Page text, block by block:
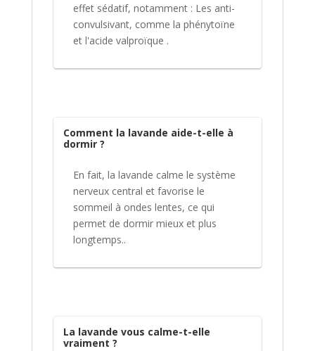
effet sédatif, notamment : Les anti-
convulsivant, comme la phénytoïne
et l'acide valproïque .
Comment la lavande aide-t-elle à
dormir ?
En fait, la lavande calme le système
nerveux central et favorise le
sommeil à ondes lentes, ce qui
permet de dormir mieux et plus
longtemps..
La lavande vous calme-t-elle
vraiment ?